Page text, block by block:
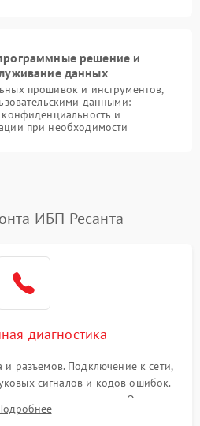
решение и
данных
прошивок и инструментов,
данными:
и
при необходимости
ИБП Ресанта
диагностика
разъемов. Подключение к сети,
сигналов и кодов ошибок.
напряжения. Оценка
основного питания без